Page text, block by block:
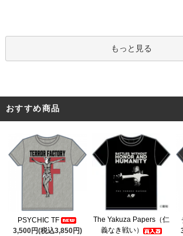
もっと見る
おすすめ商品
PSYCHIC TF
3,500円(税込3,850円)
The Yakuza Papers（仁
義なき戦い）